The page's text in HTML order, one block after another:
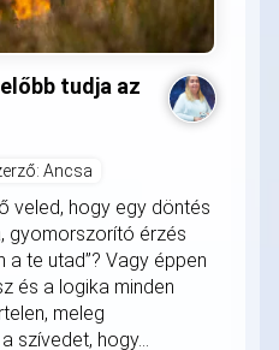
tudja az
Ancsa
veled, hogy egy döntés
gyomorszorító érzés
a te utad”? Vagy éppen
és a logika minden
meleg
szívedet, hogy...